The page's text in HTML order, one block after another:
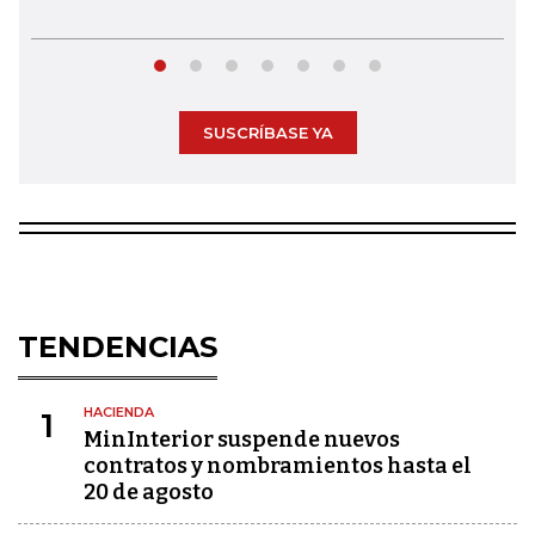
SUSCRÍBASE YA
TENDENCIAS
1 HACIENDA
MinInterior suspende nuevos
contratos y nombramientos hasta el
20 de agosto